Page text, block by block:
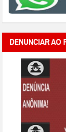
DENUNCIAR AO